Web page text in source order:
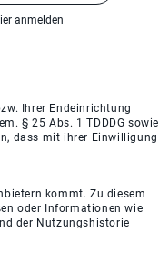
anmelden
Ihrer Endeinrichtung
§ 25 Abs. 1 TDDDG sowie
dass mit ihrer Einwilligung
kommt. Zu diesem
oder Informationen wie
der Nutzungshistorie